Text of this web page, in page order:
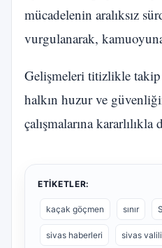
mücadelenin aralıksız
vurgulanarak,
Gelişmeleri titizlikle
halkın huzur ve
çalışmalarına
ETIKETLER:
kaçak göçmen sınır
sivas haberleri sivas